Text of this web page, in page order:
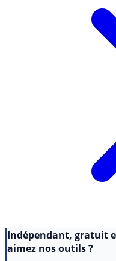
Indépendant, gratuit